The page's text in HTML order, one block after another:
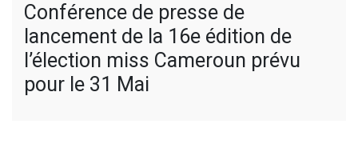
Conférence de presse de
lancement de la 16e édition de
l’élection miss Cameroun prévu
pour le 31 Mai